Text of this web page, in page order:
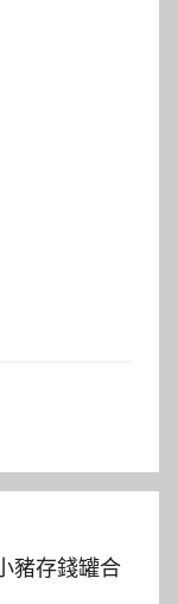
豬存錢罐合